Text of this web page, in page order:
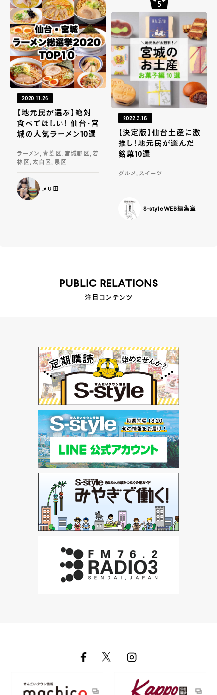
2020.11.26
【地元民が選ぶ】絶対
食べてほしい！ 仙台・宮
城の人気ラーメン10選
ラーメン, 青葉区, 宮城野区, 若
林区, 太白区, 泉区
メリ田
2022.3.16
【決定版】仙台土産に激
推し！地元民が選んだ
銘菓10選
グルメ, スイーツ
S-styleWEB編集室
PUBLIC RELATIONS
注目コンテンツ